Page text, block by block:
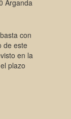
Arganda
con
de este
en la
plazo